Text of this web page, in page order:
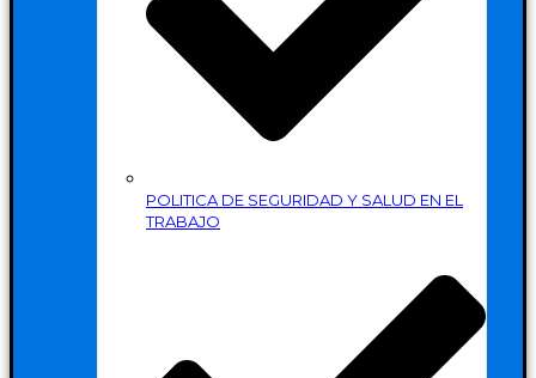
POLITICA DE SEGURIDAD Y SALUD EN EL
TRABAJO